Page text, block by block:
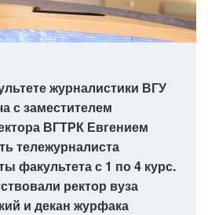
журналистики ВГУ
с заместителем
ВГТРК Евгением
тележурналиста
факультета с 1 по 4 курс.
ректор вуза
и декан журфака